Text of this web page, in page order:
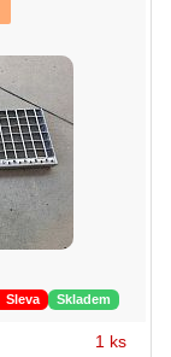
Sleva Skladem
1 ks